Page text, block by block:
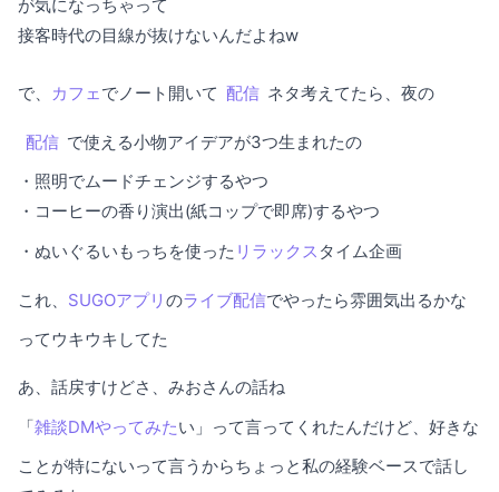
が気になっちゃって
接客時代の目線が抜けないんだよねw
で、 カフェ でノート開いて 配信 ネタ考えてたら、夜の
配信 で使える小物アイデアが3つ生まれたの
・照明でムードチェンジするやつ
・コーヒーの香り演出(紙コップで即席)するやつ
・ぬいぐるいもっちを使った リラックス タイム企画
これ、 SUGOアプリ のライブ配信でやったら雰囲気出るかな
ってウキウキしてた
あ、話戻すけどさ、みおさんの話ね
「雑談DMやってみたい」って言ってくれたんだけど、好きな
ことが特にないって言うからちょっと私の経験ベースで話し